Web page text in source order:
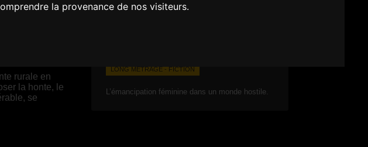
la provenance de nos visiteurs.
rurale en
la honte, le
se
LONG MÉTRAGE - FICTION
L’émancipation féminine dans un monde hostile.